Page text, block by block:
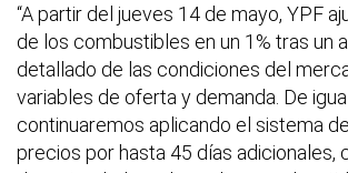
“A partir del jueves 14 de mayo, YPF
de los combustibles en un 1% tras un
detallado de las condiciones del
variables de oferta y demanda. De
continuaremos aplicando el sistema
precios por hasta 45 días adicionales,